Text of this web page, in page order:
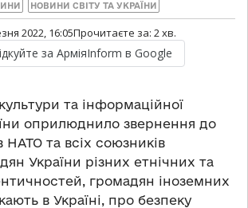
НОВИНИ СВІТУ ТА УКРАЇНИ
2022, 16:05Прочитаєте за: 2хв.
за АрміяInform в Google
та інформаційної
оприлюднило звернення до
НАТО та всіх союзників
України різних етнічних та
громадян іноземних
в Україні, про безпеку